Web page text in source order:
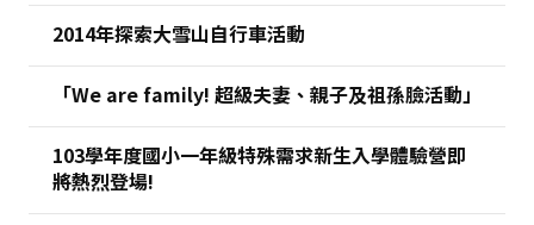
2014年探索大雪山自行車活動
「We are family! 超級夫妻、親子及祖孫臉活動」
103學年度國小一年級特殊需求新生入學體驗營即
將熱烈登場!